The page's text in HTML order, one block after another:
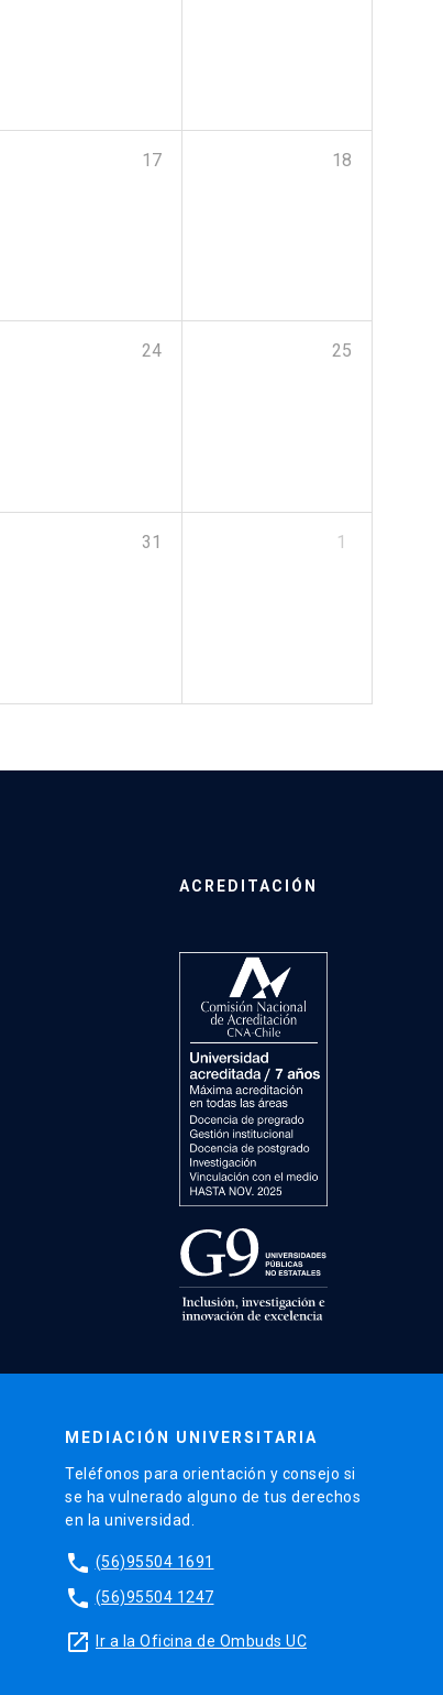
17 18
24 25
31 1
ACREDITACIÓN
MEDIACIÓN UNIVERSITARIA
Teléfonos para orientación y consejo si
se ha vulnerado alguno de tus derechos
en la universidad.
phone (56)95504 1691
phone (56)95504 1247
launch Ir a la Oficina de Ombuds UC